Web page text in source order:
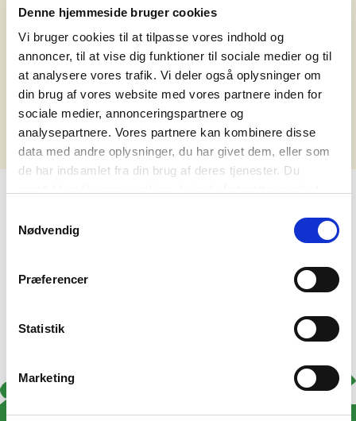
Denne hjemmeside bruger cookies
Vi bruger cookies til at tilpasse vores indhold og
annoncer, til at vise dig funktioner til sociale medier og til
at analysere vores trafik. Vi deler også oplysninger om
din brug af vores website med vores partnere inden for
sociale medier, annonceringspartnere og
analysepartnere. Vores partnere kan kombinere disse
data med andre oplysninger, du har givet dem, eller som
de har indsamlet fra din brug af deres tjenester. Du
Nødvendig
Præferencer
Statistik
Marketing
tilpasser din søgning. Ellers
finder du alternative
muligheder på ankomstdatoen i
det nedenstående.
Ups - vi fandt ikke noget, der matchede din søgning.